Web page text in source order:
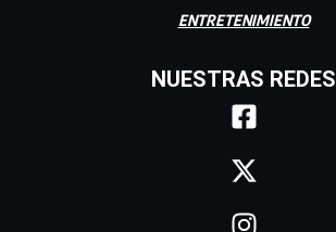
ENTRETENIMIENTO
NUESTRAS REDES